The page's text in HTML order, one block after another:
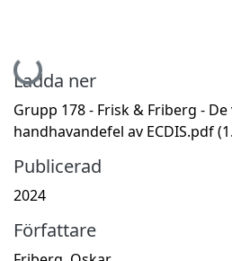
Hämtar...
Ladda ner
Grupp 178 - Frisk & Friberg -
handhavandefel av ECDIS.pdf
Publicerad
2024
Författare